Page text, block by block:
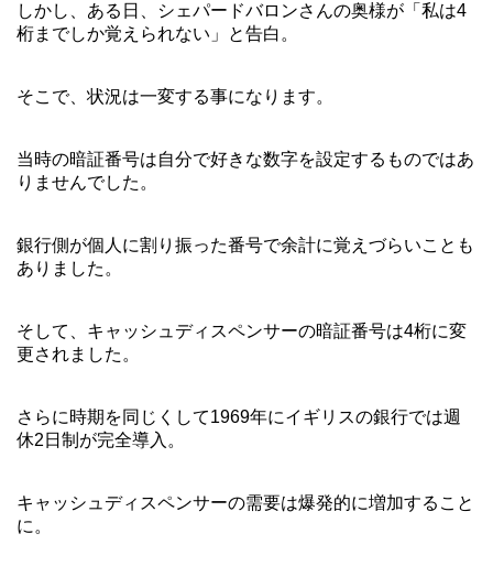
しかし、ある日、シェパードバロンさんの奥様が「私は4
桁までしか覚えられない」と告白。
そこで、状況は一変する事になります。
当時の暗証番号は自分で好きな数字を設定するものではあ
りませんでした。
銀行側が個人に割り振った番号で余計に覚えづらいことも
ありました。
そして、キャッシュディスペンサーの暗証番号は4桁に変
更されました。
さらに時期を同じくして1969年にイギリスの銀行では週
休2日制が完全導入。
キャッシュディスペンサーの需要は爆発的に増加すること
に。